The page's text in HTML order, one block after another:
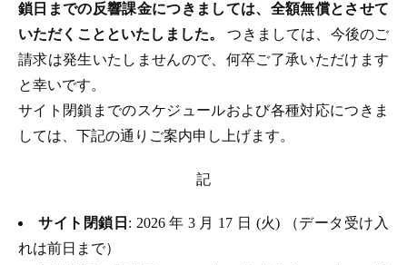
鎖日までの反響課金につきましては、全額無償とさせて
いただくことといたしました。つきましては、今後のご
請求は発生いたしませんので、何卒ご了承いただけます
と幸いです。
サイト閉鎖までのスケジュールおよび各種対応につきま
しては、下記の通りご案内申し上げます。
記
サイト閉鎖日 : 2026 年 3 月 17 日 (火) （データ受け入
れは前日まで）